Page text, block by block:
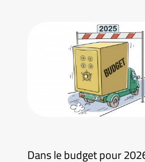
Dans le budget pour